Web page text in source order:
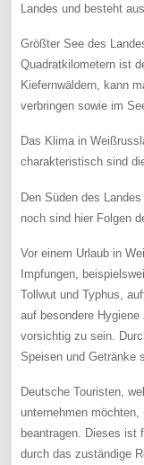
Landes und besteht
Größter See des
Quadratkilometern ist
Kiefernwäldern, kann
verbringen sowie im
Das Klima in
charakteristisch sind
Den Süden des
noch sind hier Folgen
Vor einem Urlaub in
Impfungen,
Tollwut und Typhus,
auf besondere
vorsichtig zu sein.
Speisen und Getränke
Deutsche Touristen,
unternehmen
beantragen. Dieses ist
durch das zuständige